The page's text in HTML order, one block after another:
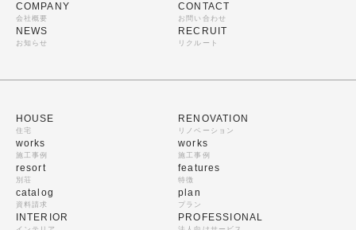
COMPANY
会社概要
NEWS
お知らせ
CONTACT
お問い合わせ
RECRUIT
リクルート
HOUSE
住宅
works
施工事例
resort
別荘
catalog
資料請求
RENOVATION
リノベーション
works
施工事例
features
特徴
plan
プラン
INTERIOR PROFESSIONAL